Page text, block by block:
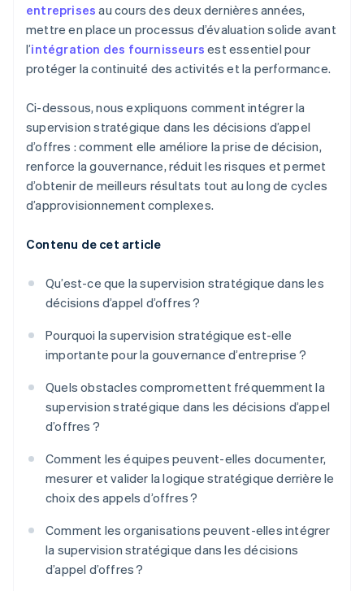
entreprises au cours des deux dernières années,
mettre en place un processus d’évaluation solide avant
l’intégration des fournisseurs est essentiel pour
protéger la continuité des activités et la performance.
Ci-dessous, nous expliquons comment intégrer la
supervision stratégique dans les décisions d’appel
d’offres : comment elle améliore la prise de décision,
renforce la gouvernance, réduit les risques et permet
d’obtenir de meilleurs résultats tout au long de cycles
d’approvisionnement complexes.
Contenu de cet article
Qu’est-ce que la supervision stratégique dans les
décisions d’appel d’offres ?
Pourquoi la supervision stratégique est-elle
importante pour la gouvernance d’entreprise ?
Quels obstacles compromettent fréquemment la
supervision stratégique dans les décisions d’appel
d’offres ?
Comment les équipes peuvent-elles documenter,
mesurer et valider la logique stratégique derrière le
choix des appels d’offres ?
Comment les organisations peuvent-elles intégrer
la supervision stratégique dans les décisions
d’appel d’offres ?